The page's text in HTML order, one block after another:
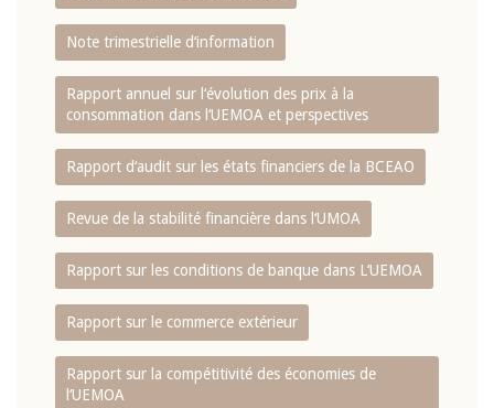
Note trimestrielle d‘information
Rapport annuel sur l‘évolution des prix à la
consommation dans l‘UEMOA et perspectives
Rapport d‘audit sur les états financiers de la BCEAO
Revue de la stabilité financière dans l‘UMOA
Rapport sur les conditions de banque dans L‘UEMOA
Rapport sur le commerce extérieur
Rapport sur la compétitivité des économies de
l‘UEMOA